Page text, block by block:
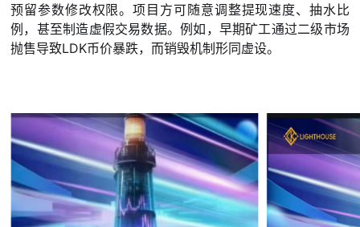
预留参数修改权限。项目方可随意调整提现速度、抽水比
例，甚至制造虚假交易数据。例如，早期矿工通过二级市场
抛售导致LDK币价暴跌，而销毁机制形同虚设。